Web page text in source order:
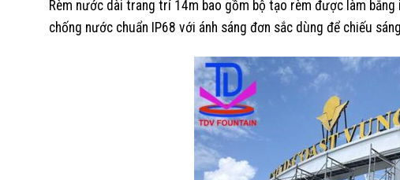
Rèm nước dài trang trí 14m bao gồm bộ tạo rèm được làm
chống nước chuẩn IP68 với ánh sáng đơn sắc dùng để chiếu